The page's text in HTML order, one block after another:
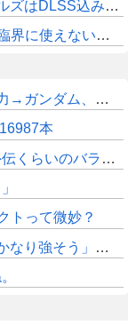
で最大1440p動作」
活性以下のスキルだわ
タンク、ジム、ボール
本
スターで雑魚は一撃で倒せてたけどね
トって微妙？
勝てなくなった」